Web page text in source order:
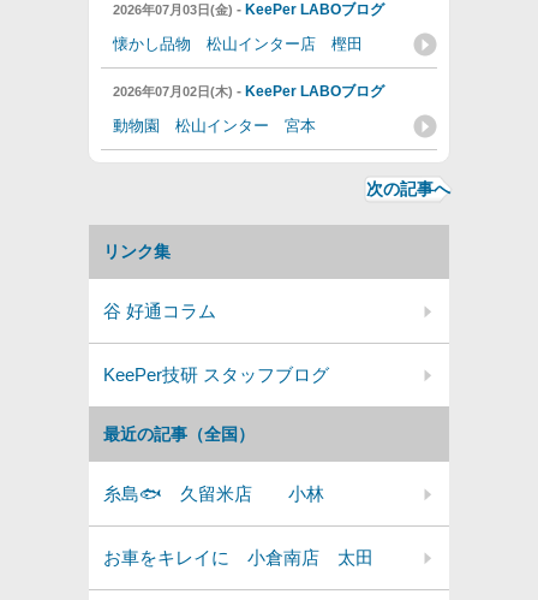
2026年07月03日(金) - KeePer LABOブログ
懐かし品物 松山インター店 樫田
2026年07月02日(木) - KeePer LABOブログ
動物園 松山インター 宮本
次の記事へ
最近の記事（全国）
糸島🐟 久留米店 小林
お車をキレイに 小倉南店 太田
リンク集
谷 好通コラム
KeePer技研 スタッフブログ